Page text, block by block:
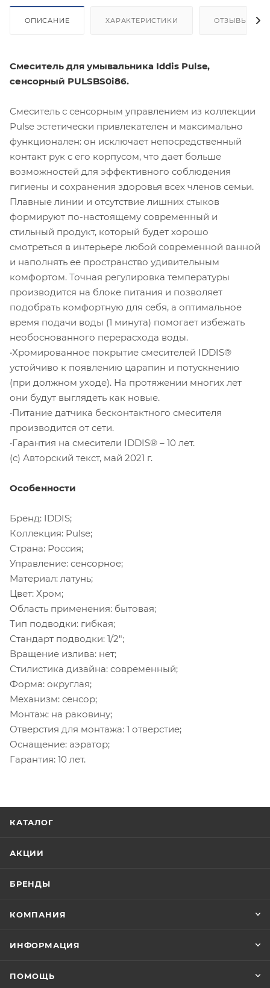
ОПИСАНИЕ ХАРАКТЕРИСТИКИ ОТЗЫВЫ
Смеситель для умывальника Iddis Pulse,
сенсорный PULSBS0i86.
Смеситель с сенсорным управлением из коллекции
Pulse эстетически привлекателен и максимально
функционален: он исключает непосредственный
контакт рук с его корпусом, что дает больше
возможностей для эффективного соблюдения
гигиены и сохранения здоровья всех членов семьи.
Плавные линии и отсутствие лишних стыков
формируют по-настоящему современный и
стильный продукт, который будет хорошо
смотреться в интерьере любой современной ванной
и наполнять ее пространство удивительным
комфортом. Точная регулировка температуры
производится на блоке питания и позволяет
подобрать комфортную для себя, а оптимальное
время подачи воды (1 минута) помогает избежать
необоснованного перерасхода воды.
•Хромированное покрытие смесителей IDDIS®
устойчиво к появлению царапин и потускнению
(при должном уходе). На протяжении многих лет
они будут выглядеть как новые.
•Питание датчика бесконтактного смесителя
производится от сети.
•Гарантия на смесители IDDIS® – 10 лет.
(с) Авторский текст, май 2021 г.
Особенности
Бренд: IDDIS;
Коллекция: Pulse;
Страна: Россия;
Управление: сенсорное;
Материал: латунь;
Цвет: Хром;
Область применения: бытовая;
Тип подводки: гибкая;
Стандарт подводки: 1/2";
Вращение излива: нет;
Стилистика дизайна: современный;
Форма: округлая;
Механизм: сенсор;
Монтаж: на раковину;
Отверстия для монтажа: 1 отверстие;
Оснащение: аэратор;
Гарантия: 10 лет.
КАТАЛОГ
АКЦИИ
БРЕНДЫ
КОМПАНИЯ
ИНФОРМАЦИЯ
ПОМОЩЬ